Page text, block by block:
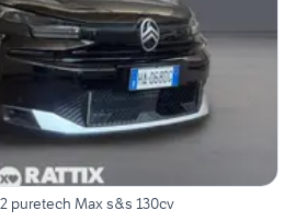
puretech Max s&s 130cv